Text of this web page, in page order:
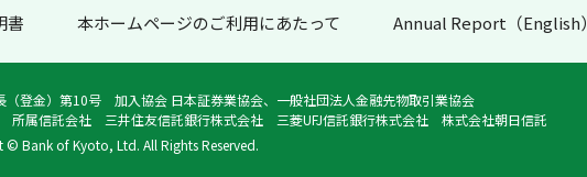
書 本ホームページのご利用にあたって Annual Report（English）
登金）第10号 加入協会 日本証券業協会、一般社団法人金融先物取引業協会
属信託会社 三井住友信託銀行株式会社 三菱UFJ信託銀行株式会社 株式会社朝日信託
© Bank of Kyoto, Ltd. All Rights Reserved.